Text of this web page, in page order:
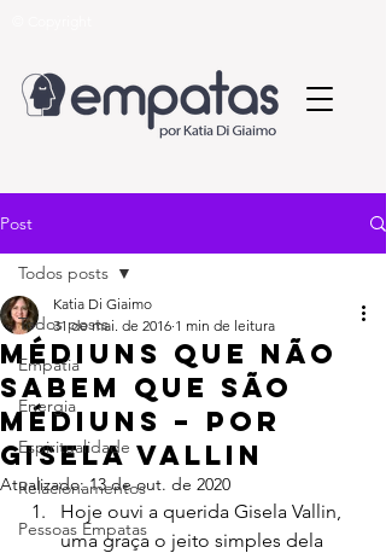
Post
Todos posts
Empatia
Energia
Espiritualidade
Relacionamentos
Pessoas Empatas
Todos posts
Médiuns que não
sabem que são
médiuns – Por
Gisela Vallin
Katia Di Giaimo
31 de mai. de 2016 1 min de leitura
Atualizado:13 de out. de 2020
Hoje ouvi a querida Gisela Vallin,
uma graça o jeito simples dela